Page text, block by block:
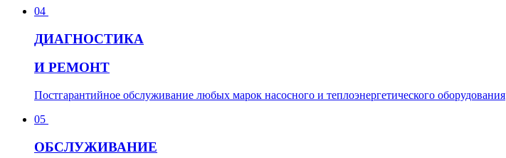
04
ДИАГНОСТИКА
И РЕМОНТ
Постгарантийное обслуживание любых марок насосного и теплоэнергетического оборудования
05
ОБСЛУЖИВАНИЕ